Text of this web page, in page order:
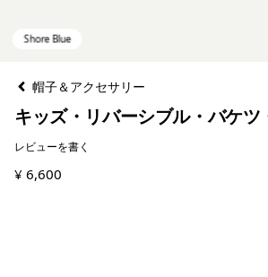
帽子＆アクセサリー
キッズ・リバーシブル・バケツ
レビューを書く
¥ 6,600